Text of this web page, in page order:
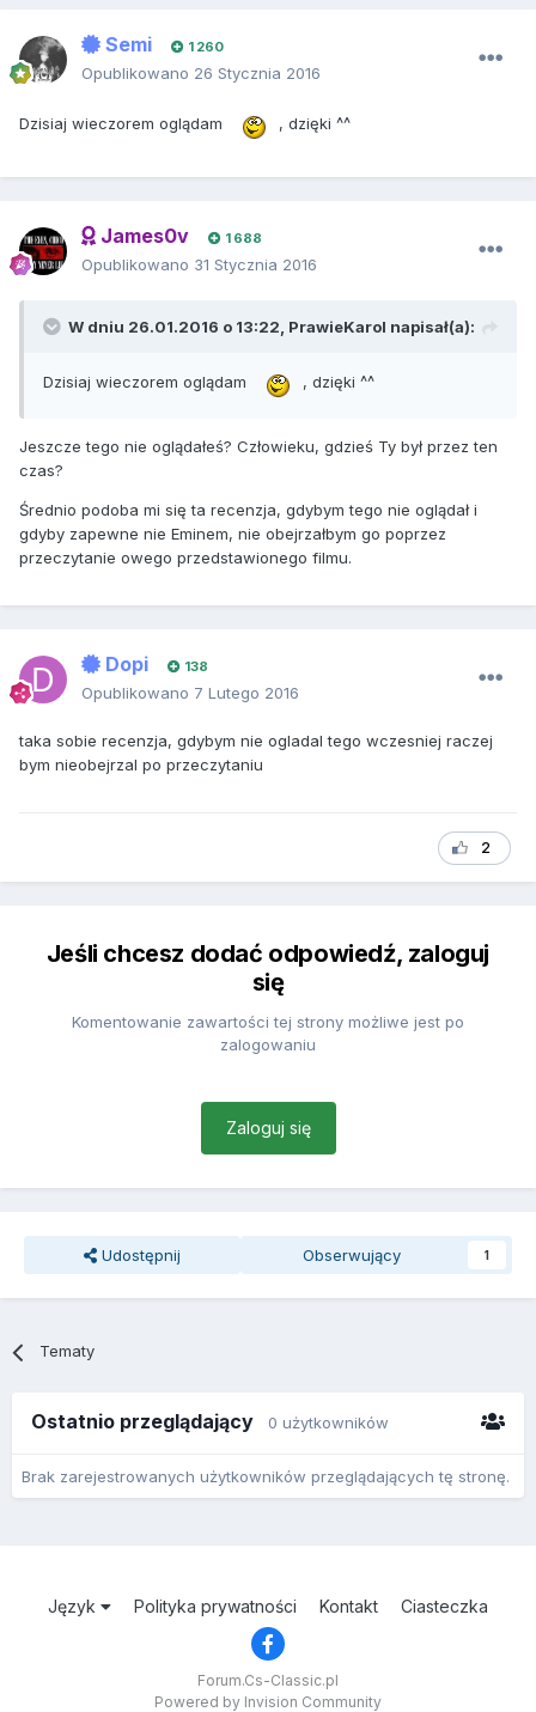
Semi 1 260
Opublikowano 26 Stycznia 2016
Dzisiaj wieczorem oglądam , dzięki ^^
James0v 1 688
Opublikowano 31 Stycznia 2016
W dniu 26.01.2016 o 13:22, PrawieKarol napisał(a):
Dzisiaj wieczorem oglądam , dzięki ^^
Jeszcze tego nie oglądałeś? Człowieku, gdzieś Ty był przez ten
czas?
Średnio podoba mi się ta recenzja, gdybym tego nie oglądał i
gdyby zapewne nie Eminem, nie obejrzałbym go poprzez
przeczytanie owego przedstawionego filmu.
Dopi 138
Opublikowano 7 Lutego 2016
taka sobie recenzja, gdybym nie ogladal tego wczesniej raczej
bym nieobejrzal po przeczytaniu
2
Jeśli chcesz dodać odpowiedź, zaloguj
się
Komentowanie zawartości tej strony możliwe jest po
zalogowaniu
Zaloguj się
Udostępnij Obserwujący 1
Tematy
Ostatnio przeglądający 0 użytkowników
Brak zarejestrowanych użytkowników przeglądających tę stronę.
Język Polityka prywatności Kontakt Ciasteczka
Forum.Cs-Classic.pl
Powered by Invision Community